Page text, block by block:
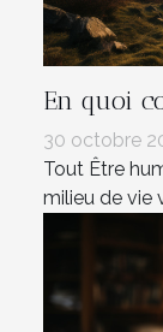
En quoi
30 octobre
Tout Être
milieu de vie